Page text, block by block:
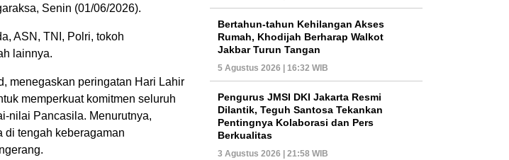
Senin (01/06/2026).
ASN, TNI, Polri, tokoh
lainnya.
menegaskan peringatan Hari Lahir
memperkuat komitmen seluruh
nilai Pancasila. Menurutnya,
di tengah keberagaman
Bertahun-tahun Kehilangan Akses
Rumah, Khodijah Berharap Walkot
Jakbar Turun Tangan
5 Agustus 2026 | 16:32 WIB
Pengurus JMSI DKI Jakarta Resmi
Dilantik, Teguh Santosa Tekankan
Pentingnya Kolaborasi dan Pers
Berkualitas
3 Agustus 2026 | 21:58 WIB